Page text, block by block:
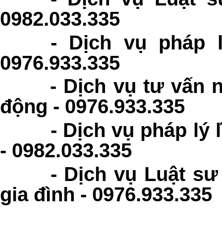
0982.033.335
-
Dịch vụ
0976.933.335
- Dịch vụ tư vấn
động - 0976.933.335
- Dịch vụ pháp lý
- 0982.033.335
- Dịch vụ Luật
gia đình - 0976.933.335